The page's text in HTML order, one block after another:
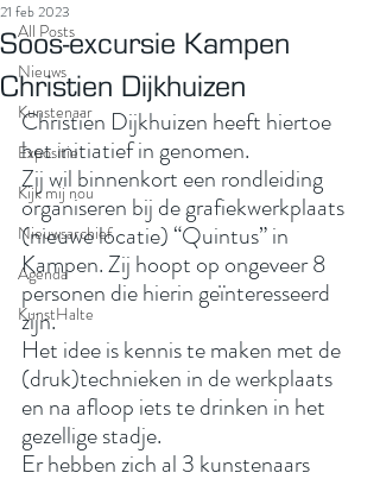
All Posts
Nieuws
Kunstenaar
Expositie
Kijk mij nou
Nieuwsarchief
Agenda
KunstHalte
Soos-excursie Kampen
Christien Dijkhuizen
21 feb 2023
Christien Dijkhuizen heeft hiertoe
het initiatief in genomen.
Zij wil binnenkort een rondleiding
organiseren bij de grafiekwerkplaats
(nieuwe locatie) “Quintus” in
Kampen. Zij hoopt op ongeveer 8
personen die hierin geïnteresseerd
zijn.
Het idee is kennis te maken met de
(druk)technieken in de werkplaats
en na afloop iets te drinken in het
gezellige stadje.
Er hebben zich al 3 kunstenaars